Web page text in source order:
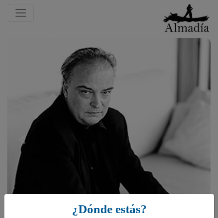
Previous
¿Dónde estás?